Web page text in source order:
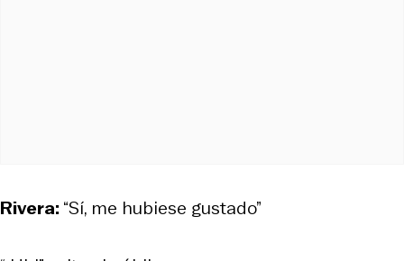
Rivera:“Sí, me hubiese gustado”